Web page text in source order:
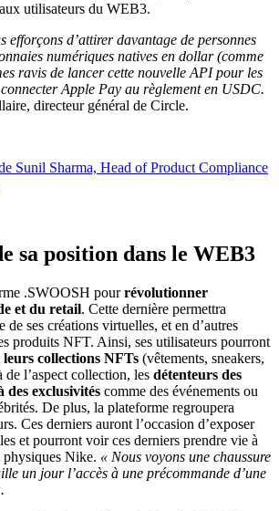
utilisateurs du WEB3.
efforçons d’attirer davantage de personnes
numériques natives en dollar (comme
ravis de lancer cette nouvelle API pour les
Apple Pay au règlement en USDC.
directeur général de Circle.
Sunil Sharma, Head of Product Compliance
sa position dans le WEB3
.SWOOSH pourrévolutionner
et du retail. Cette dernière permettra
de ses créations virtuelles, et en d’autres
produits NFT. Ainsi, ses utilisateurs pourront
collections NFTs (vêtements, sneakers,
l’aspect collection, les détenteurs des
des exclusivités comme des événements ou
De plus, la plateforme regroupera
Ces derniers auront l’occasion d’exposer
et pourront voir ces derniers prendre vie à
physiques Nike. « Nous voyons une chaussure
un jour l’accès à une précommande d’une